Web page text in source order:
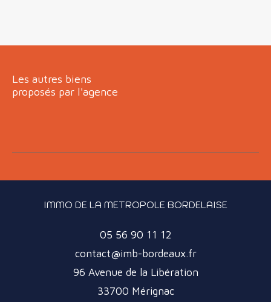
Les autres biens
proposés par l'agence
IMMO DE LA METROPOLE BORDELAISE
05 56 90 11 12
contact@imb-bordeaux.fr
96 Avenue de la Libération
33700
Mérignac
RECHERCHER